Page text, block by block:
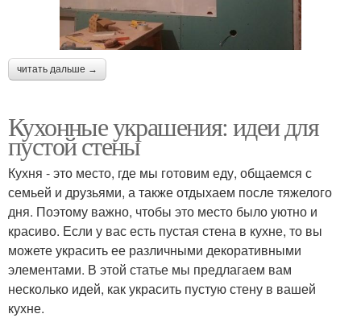
читать дальше →
Кухонные украшения: идеи для
пустой стены
Кухня - это место, где мы готовим еду, общаемся с
семьей и друзьями, а также отдыхаем после тяжелого
дня. Поэтому важно, чтобы это место было уютно и
красиво. Если у вас есть пустая стена в кухне, то вы
можете украсить ее различными декоративными
элементами. В этой статье мы предлагаем вам
несколько идей, как украсить пустую стену в вашей
кухне.